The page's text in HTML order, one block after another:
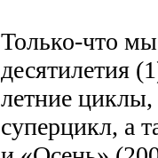
Только-что
десятилетия
летние
суперцикл, а